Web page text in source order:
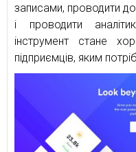
записами, проводити
і проводити
інструмент стане
підприємців, яким